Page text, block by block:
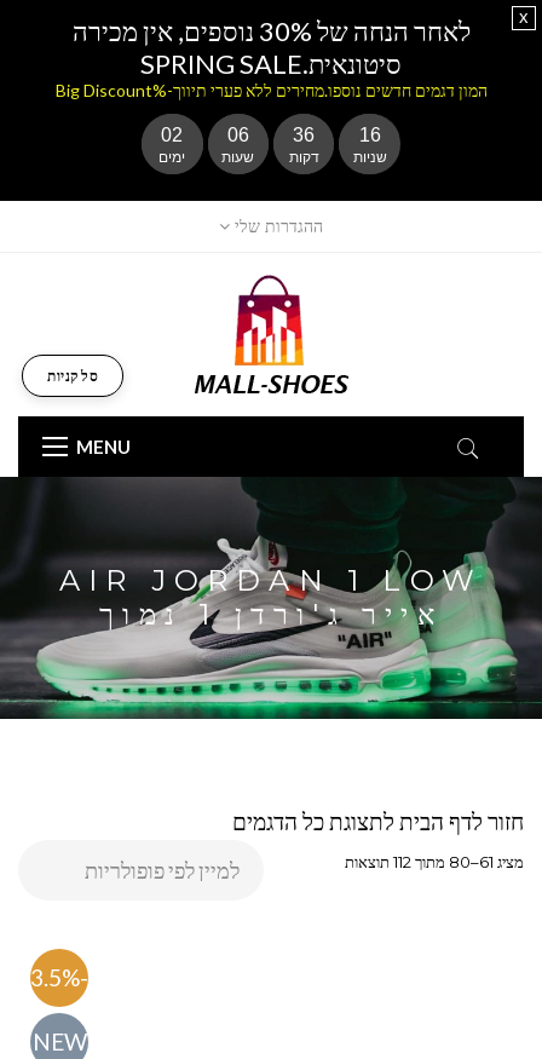
ההגדרות שלי
MENU
סל קניות
AIR JORDAN 1 LOW
אייר ג'ורדן 1 נמוך
חזור לדף הבית לתצוגת כל הדגמים
מציג 61–80 מתוך 112 תוצאות
-63.5%
NEW
לאחר הנחה של 30% נוספים, אין מכירה
סיטונאית.SPRING SALE
המון דגמים חדשים נוספו.מחירים ללא פערי תיווך-%Big Discount
02
ימים
06
שעות
36
דקות
14
שניות
x